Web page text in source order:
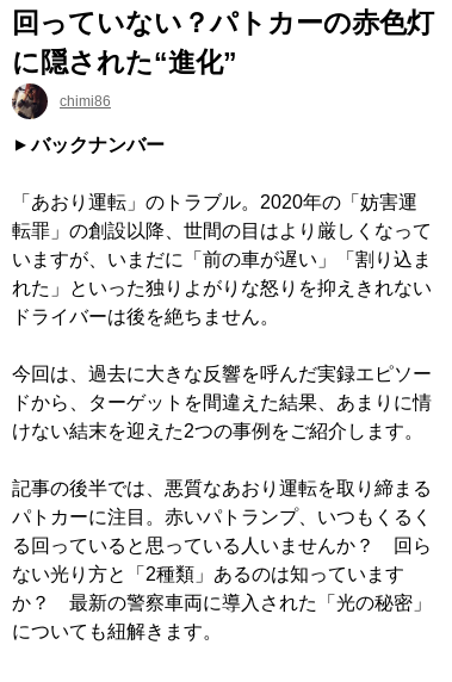
回っていない？パトカーの赤色灯
に隠された“進化”
chimi86
バックナンバー
「あおり運転」のトラブル。2020年の「妨害運
転罪」の創設以降、世間の目はより厳しくなって
いますが、いまだに「前の車が遅い」「割り込ま
れた」といった独りよがりな怒りを抑えきれない
ドライバーは後を絶ちません。
今回は、過去に大きな反響を呼んだ実録エピソー
ドから、ターゲットを間違えた結果、あまりに情
けない結末を迎えた2つの事例をご紹介します。
記事の後半では、悪質なあおり運転を取り締まる
パトカーに注目。赤いパトランプ、いつもくるく
る回っていると思っている人いませんか？ 回ら
ない光り方と「2種類」あるのは知っています
か？ 最新の警察車両に導入された「光の秘密」
についても紐解きます。